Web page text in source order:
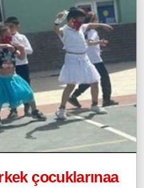
çocuklarınaa